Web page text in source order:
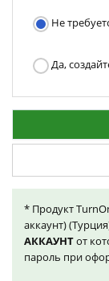
Не
Да,
* Продукт
аккаунт)
АККАУНТот
пароль при